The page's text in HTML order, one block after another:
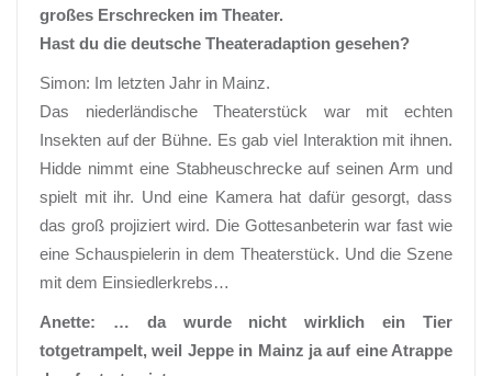
großes Erschrecken im Theater.
Hast du die deutsche Theateradaption gesehen?
Simon: Im letzten Jahr in Mainz.
Das niederländische Theaterstück war mit echten
Insekten auf der Bühne. Es gab viel Interaktion mit ihnen.
Hidde nimmt eine Stabheuschrecke auf seinen Arm und
spielt mit ihr. Und eine Kamera hat dafür gesorgt, dass
das groß projiziert wird. Die Gottesanbeterin war fast wie
eine Schauspielerin in dem Theaterstück. Und die Szene
mit dem Einsiedlerkrebs…
Anette: … da wurde nicht wirklich ein Tier
totgetrampelt, weil Jeppe in Mainz ja auf eine Atrappe